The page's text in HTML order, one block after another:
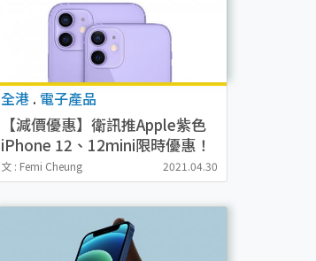
全港 . 電子產品
【減價優惠】衛訊推Apple紫色
iPhone 12、12mini限時優惠！
出新機激減最多$600
文 : Femi Cheung 2021.04.30